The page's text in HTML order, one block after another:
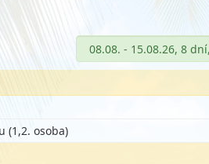
(1,2. osoba)